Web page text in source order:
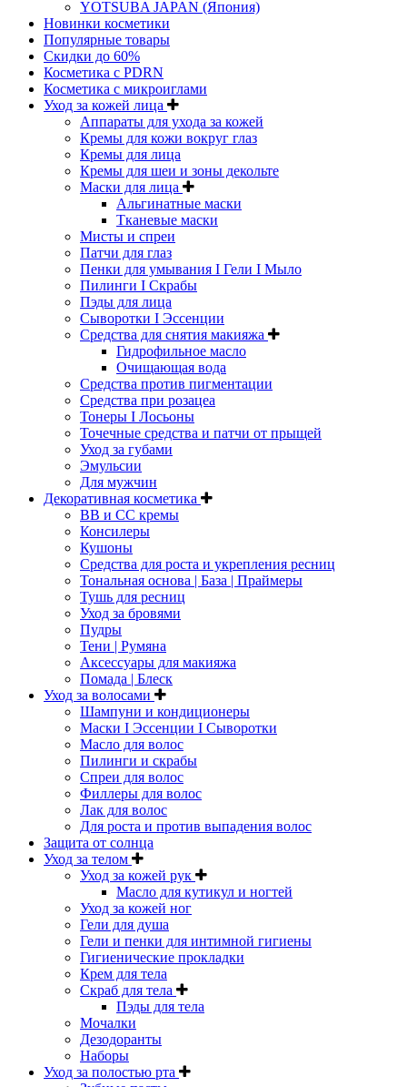
YOTSUBA JAPAN (Япония)
Новинки косметики
Популярные товары
Скидки до 60%
Косметика с PDRN
Косметика с микроиглами
Уход за кожей лица
Аппараты для ухода за кожей
Кремы для кожи вокруг глаз
Кремы для лица
Кремы для шеи и зоны декольте
Маски для лица
Альгинатные маски
Тканевые маски
Мисты и спреи
Патчи для глаз
Пенки для умывания I Гели I Мыло
Пилинги I Cкрабы
Пэды для лица
Сыворотки I Эссенции
Средства для снятия макияжа
Гидрофильное масло
Очищающая вода
Средства против пигментации
Средства при розацеа
Тонеры I Лосьоны
Точечные средства и патчи от прыщей
Уход за губами
Эмульсии
Для мужчин
Декоративная косметика
ВВ и СС кремы
Консилеры
Кушоны
Средства для роста и укрепления ресниц
Тональная основа | База | Праймеры
Тушь для ресниц
Уход за бровями
Пудры
Тени | Румяна
Аксессуары для макияжа
Помада | Блеск
Уход за волосами
Шампуни и кондиционеры
Маски I Эссенции I Сыворотки
Масло для волос
Пилинги и скрабы
Спреи для волос
Филлеры для волос
Лак для волос
Для роста и против выпадения волос
Защита от солнца
Уход за телом
Уход за кожей рук
Масло для кутикул и ногтей
Уход за кожей ног
Гели для душа
Гели и пенки для интимной гигиены
Гигиенические прокладки
Крем для тела
Скраб для тела
Пэды для тела
Мочалки
Дезодоранты
Наборы
Уход за полостью рта